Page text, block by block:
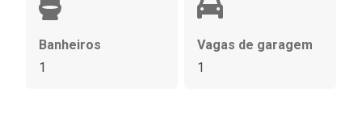
Banheiros
1
Vagas de garagem
1